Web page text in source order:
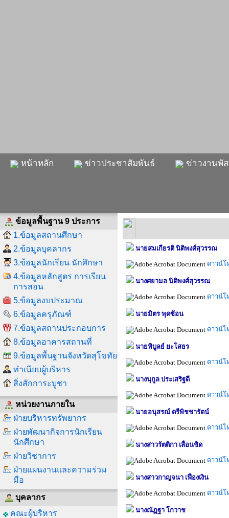
หน้าหลัก ข่าวประชาสัมพันธ์ ข่าวงานพั
ข้อมูลพื้นฐาน 9 ประการ
1.ข้อมูลสถานศึกษา
2.ข้อมูลบุคลากร
3.ข้อมูลนักเรียน นักศึกษา
4.ข้อมูลหลักสูตร การเรียน
การสอน
5.ข้อมูลงบประมาณ
6.ข้อมูลครุภัณฑ์
7.ข้อมูลสถานประกอบการ
8.ข้อมูลอาคารสถานที่
9.ข้อมูลพื้นฐานจังหวัดสุโขทัย
ทำเนียบผู้บริหาร
สิ่งสักการะบูชา
หน่วยงานภายใน
ฝ่ายบริหารทรัพยากร
ฝ่ายพัฒนากิจการนักเรียน
นักศึกษา
ฝ่ายวิชาการ
ฝ่ายแผนงานและความร่วม
มือ
บุคลากร
คณะผู้บริหาร
นายสมเกียรติ นิติพงศ์สุวรรณ
ดาวน์โ
นางศยามล นิติพงศ์สุวรรณ
ดาวน์โ
นายมิตร พุดซ้อน
ดาวน์โ
นายพิบูลย์ ยะโสธร
ดาวน์โ
นางนุกูล ประเสริฐดี
ดาวน์โ
นายอนุสรณ์ ตรีพิชชารัตน์
ดาวน์โ
นางสาวรัตติกา เลื่อนชิด
ดาวน์โ
นางสาวกาญจนา เฟื่องเงิน
ดาวน์โ
นางณัฏฐา โกวาช